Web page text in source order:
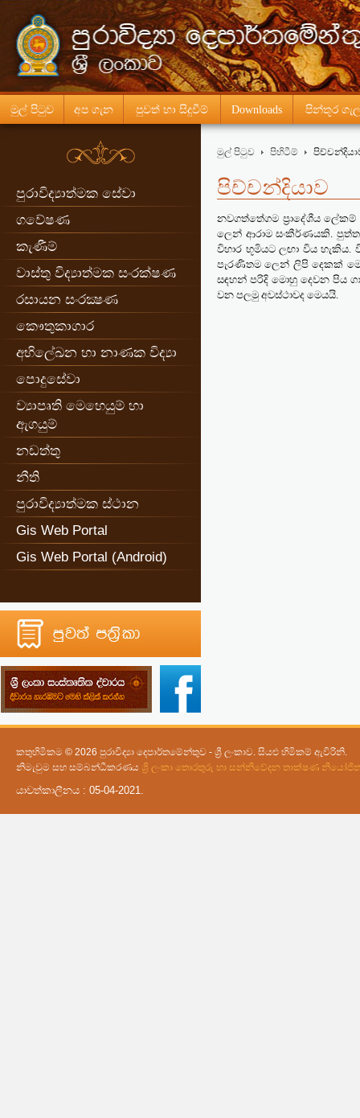
මුල් පිටුව අප ගැන පුවත් හා සිදුවීම් Downloads පින්තූර
මුල් පිටුව පිහිටීම්
පිච්චන්දියාව
නවගත්තේගම ප්‍රාදේශීය
ලෙන් ආරාම සංකීර්ණයකි.
විහාර භූමියට ලඟා විය
පැරණිතම ලෙන් ලිපි දෙකක්
සඳහන් පරිදි මොහු දෙවන පිය
වන පලමු අවස්ථාවද මෙයයි.
පුරාවිද්‍යාත්මක සේවා
ගවේෂණ
කැණීම්
වාස්තු විද්‍යාත්මක සංරක්ෂණ
රසායන සංරක්‍ෂණ
කෞතුකාගාර
අභිලේඛන හා නාණක විද්‍යා
පොදුසේවා
ව්‍යාපෘති මෙහෙයුම් හා
ඇගයුම්
නඩත්තු
නීති
පුරාවිද්‍යාත්මක ස්ථාන
Gis Web Portal
Gis Web Portal (Android)
කතුහිමිකම © 2026 පුරාවිද්‍යා දෙපාර්තමේන්තුව - ශ්‍රී ලංකාව. සියළු හිමිකම් ඇවිරිනි.
නිමැවුම සහ සම්බන්ධීකරණය ශ්‍රි ලංකා තොරතුරු හා සන්නිවේදන තාක්ෂණ
යාවත්කාලීනය : 05-04-2021.